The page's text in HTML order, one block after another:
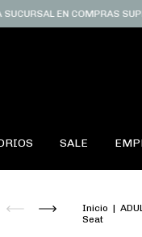
EN COMPRAS
SALE
Inicio |
Seat